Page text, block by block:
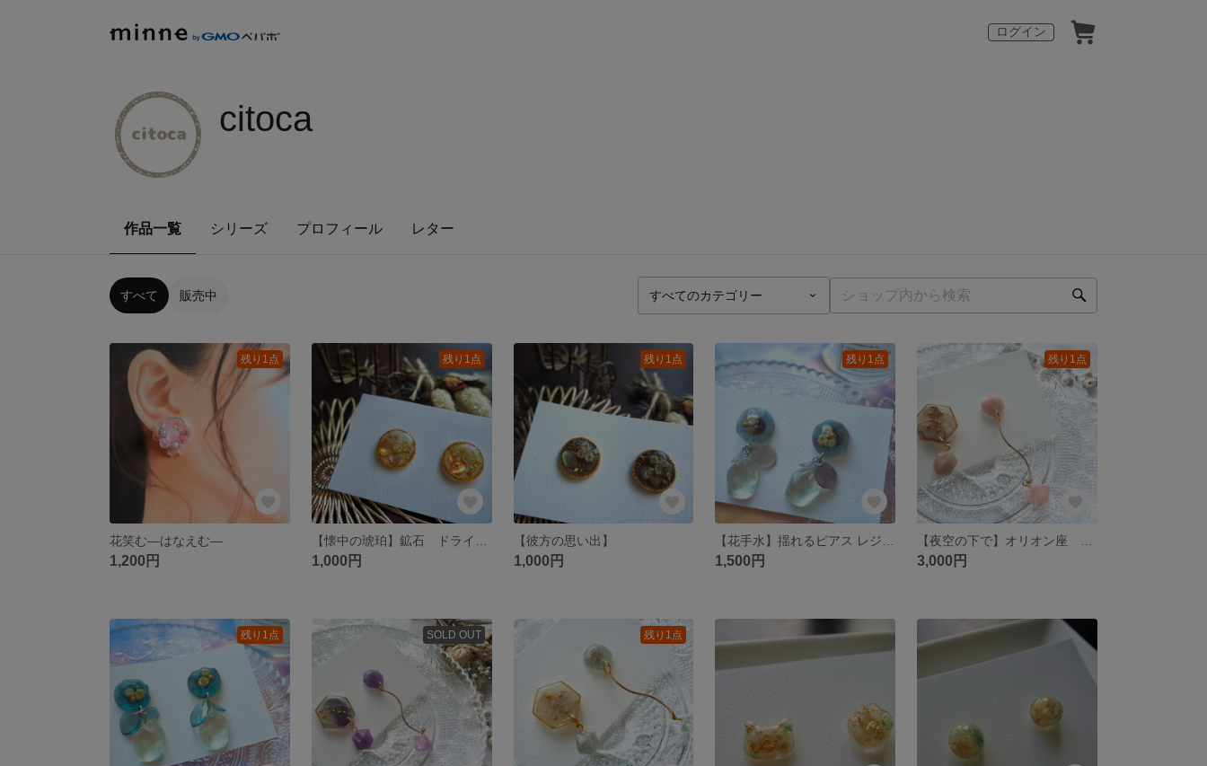
ログイン
citoca
作品一覧 シリーズ プロフィール レター
すべて 販売中
残り1点
花笑む—はなえむ—
1,200円
残り1点
1,000円
残り1点
【彼方の思い出】
1,000円
残り1点
1,500円
残り1点
3,000円
残り1点 SOLD OUT 残り1点